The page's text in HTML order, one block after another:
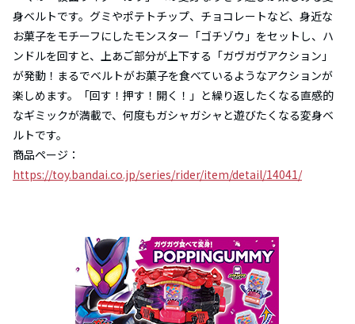
身ベルトです。グミやポテトチップ、チョコレートなど、身近な
お菓子をモチーフにしたモンスター「ゴチゾウ」をセットし、ハ
ンドルを回すと、上あご部分が上下する「ガヴガヴアクション」
が発動！まるでベルトがお菓子を食べているようなアクションが
楽しめます。「回す！押す！開く！」と繰り返したくなる直感的
なギミックが満載で、何度もガシャガシャと遊びたくなる変身ベ
ルトです。
商品ページ：
https://toy.bandai.co.jp/series/rider/item/detail/14041/